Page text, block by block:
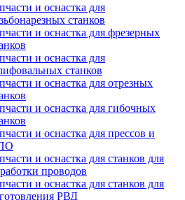
и оснастка для
станков
и оснастка для фрезерных
и оснастка для
станков
и оснастка для отрезных
и оснастка для гибочных
и оснастка для прессов и
и оснастка для станков для
проводов
и оснастка для станков для
РВД